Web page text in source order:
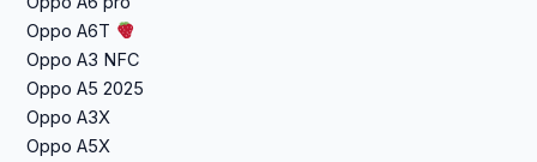
Oppo A6T
Oppo A3 NFC
Oppo A5 2025
Oppo A3X
Oppo A5X